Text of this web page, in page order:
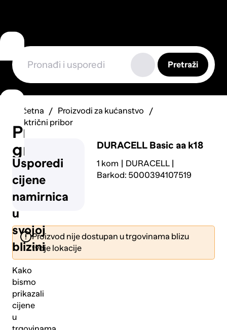
Usporedi
cijene
namirnica
u
svojoj
blizini
Kako
bismo
prikazali
cijene
u
Prijavi
grešku
Pošalji
Pretraži
Početna
Proizvodi za kućanstvo
Električni pribor
DURACELL Basic aa k18
1 kom
DURACELL
Barkod: 5000394107519
Proizvod nije dostupan u trgovinama blizu
tvoje lokacije